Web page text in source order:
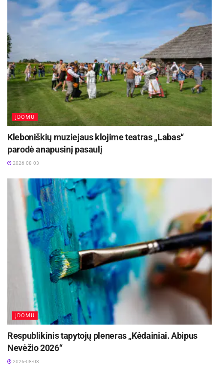
pusės pas kaimynus, tik apsnigę jau bus. Ir dar
galėtume ilgai kalbėtis, bet daržinėje laukia
neužbaigti kiškiai.
Aktualios naujienos
Festivalį „ConTempo“ Kaune uždarys sudėtingas
pasirodymas aštuonių metrų aukštyje ir piknikas
Santakoje
2026-08-05
Lietuvos kino legenda režisierius Algimantas
Puipa ir kino režisierė Janina Lapinskaitė dar šią
vasarą svečiuosis Zarasuose
Elnių šiaudinę šeimyną išnešame į kiemą, tegu
pratinasi lauke būti, papozuoja nuotraukai,
netrukus teks jiems keliauti į miestą.
ĮDOMU
Kleboniškių muziejaus klojime teatras „Labas“
parodė anapusinį pasaulį
2026-08-03
ĮDOMU
Respublikinis tapytojų pleneras „Kėdainiai. Abipus
Nevėžio 2026“
2026-08-03